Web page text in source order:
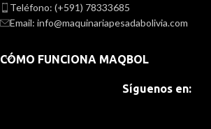
Teléfono: (+591) 78333685
Email: info@maquinariapesadabolivia.com
CÓMO FUNCIONA MAQBOL
Síguenos en: